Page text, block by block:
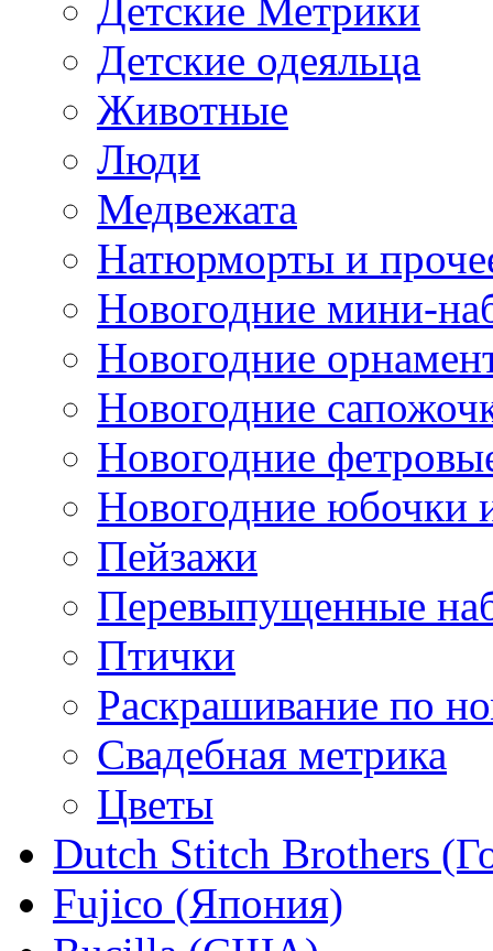
Детские Метрики
Детские одеяльца
Животные
Люди
Медвежата
Натюрморты и
Новогодние мини-
Новогодние
Новогодние
Новогодние
Новогодние юбочки
Пейзажи
Перевыпущенные
Птички
Раскрашивание по
Свадебная метрика
Цветы
Dutch Stitch Brothers
Fujico (Япония)